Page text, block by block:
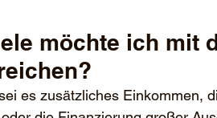
es zusätzliches Einkommen,